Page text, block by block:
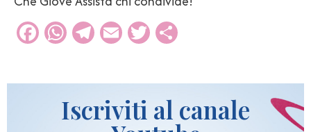
Facebook
WhatsApp
Telegram
EmailTwitter
Iscriviti al canale